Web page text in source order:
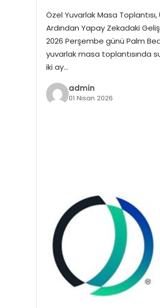
Özel Yuvarlak Masa
Ardından Yapay Zekadaki
2026 Perşembe günü Palm
yuvarlak masa toplantısında
iki ay…
admin
01 Nisan 2026